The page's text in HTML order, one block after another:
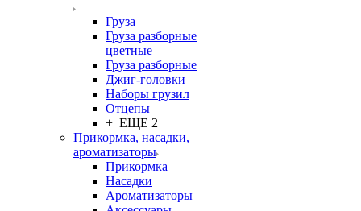
Груза
Груза разборные
цветные
Груза разборные
Джиг-головки
Наборы грузил
Отцепы
+ ЕЩЕ 2
Прикормка, насадки,
ароматизаторы
Прикормка
Насадки
Ароматизаторы